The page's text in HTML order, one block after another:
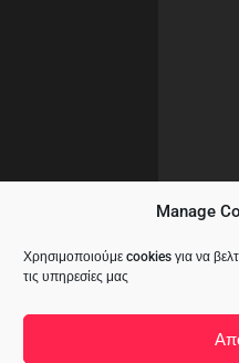
Manage
Χρησιμοποιούμε cookies για να
τις υπηρεσίες μας